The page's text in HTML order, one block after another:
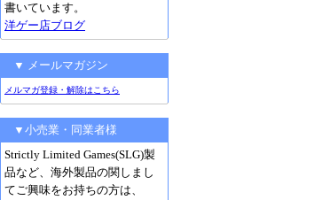
書いています。
洋ゲー店ブログ
▼ メールマガジン
メルマガ登録・解除はこちら
▼小売業・同業者様
Strictly Limited Games(SLG)製
品など、海外製品の関しまし
てご興味をお持ちの方は、